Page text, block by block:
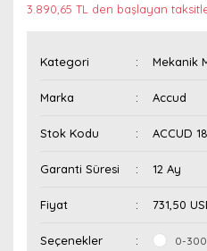
3.890,65 TL den başlayan
Kategori Mekanik
Marka Accud
Stok Kodu ACCUD
Garanti Süresi 12 Ay
Fiyat 731,50
Seçenekler
0-